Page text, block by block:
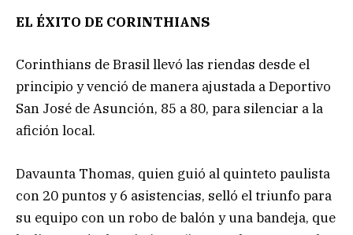
EL ÉXITO DE CORINTHIANS
Corinthians de Brasil llevó las riendas desde el
principio y venció de manera ajustada a Deportivo
San José de Asunción, 85 a 80, para silenciar a la
afición local.
Davaunta Thomas, quien guió al quinteto paulista
con 20 puntos y 6 asistencias, selló el triunfo para
su equipo con un robo de balón y una bandeja, que